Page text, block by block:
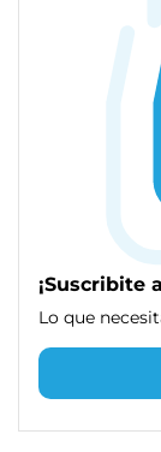
¡Suscribite
Lo que